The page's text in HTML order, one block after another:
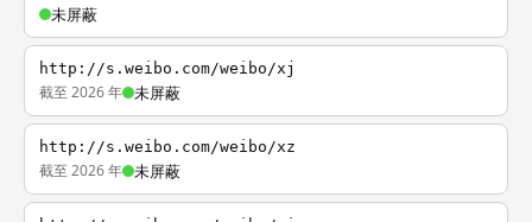
未屏蔽
http://s.weibo.com/weibo/xj
截至 2026 年 未屏蔽
http://s.weibo.com/weibo/xz
截至 2026 年 未屏蔽